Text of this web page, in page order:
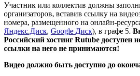
Участник или коллектив должны
организаторов, вставив ссылку на
номера, размещенного на онлайн-
Яндекс.Диск, Google Диск), в графе 5.
Российский хостинг Rutube доступен
ссылки на него не принимаются!
Видео должно быть доступно до